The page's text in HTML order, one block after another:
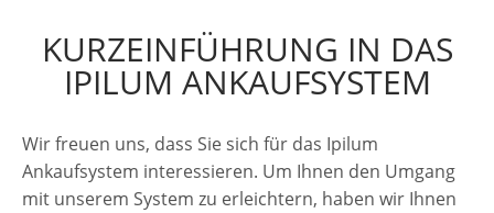
KURZEINFÜHRUNG IN DAS
IPILUM ANKAUFSYSTEM
Wir freuen uns, dass Sie sich für das Ipilum
Ankaufsystem interessieren. Um Ihnen den Umgang
mit unserem System zu erleichtern, haben wir Ihnen